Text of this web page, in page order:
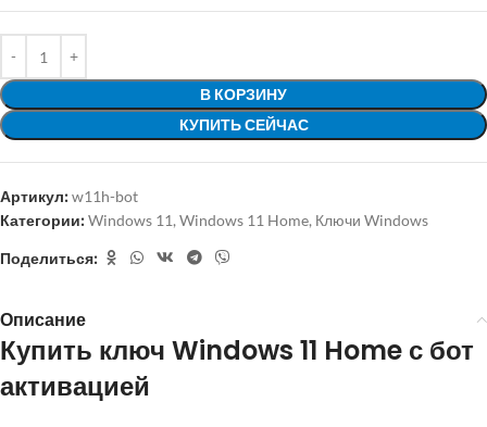
В КОРЗИНУ
КУПИТЬ СЕЙЧАС
Артикул:w11h-bot
Категории:Windows 11, Windows 11 Home, Ключи Windows
Поделиться:
Описание
Купить ключ Windows 11 Home с бот
активацией